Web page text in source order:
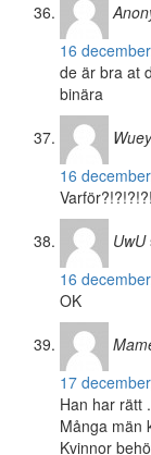
16
de är bra at
binära
16
UwU
16
OK
17
Han har rätt .
Många män
Kvinnor